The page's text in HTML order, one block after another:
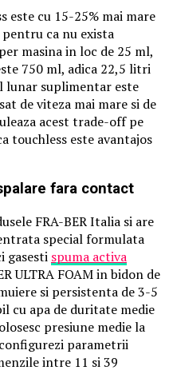
este cu 15-25% mai mare
ca nu exista
masina in loc de 25 ml,
750 ml, adica 22,5 litri
lunar suplimentar este
de viteza mai mare si de
acest trade-off pe
touchless este avantajos
fara contact
FRA-BER Italia si are
special formulata
gasesti spuma activa
ULTRA FOAM in bidon de
si persistenta de 3-5
cu apa de duritate medie
presiune medie la
parametrii
intre 11 si 39